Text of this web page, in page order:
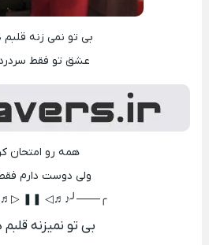
بی تو نمی زنه
عشق تو فقط
همه رو امتحان
ولی دوست دارم
❚❚ ▷♬♪╰───╮
بی تو نمیزنه